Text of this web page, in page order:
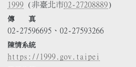
1999 (非臺北市02-27208889)
傳 真
02-27596695、02-27593266
陳情系統
https://1999.gov.taipei